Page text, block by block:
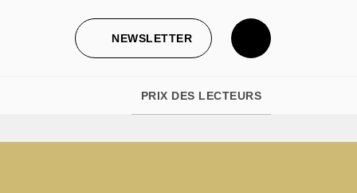
NEWSLETTER
PRIX DES LECTEURS